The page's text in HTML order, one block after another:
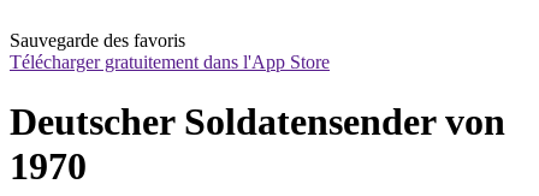
Sauvegarde des favoris
Télécharger gratuitement dans l'App Store
Deutscher Soldatensender von
1970